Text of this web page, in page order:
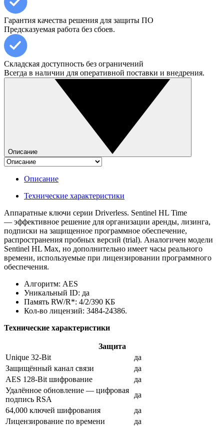
Гарантия качества решения для защиты ПО
Предсказуемая работа без сбоев.
Складская доступность без ограничений
Всегда в наличии для оперативной поставки и внедрения.
Описание
Описание
Технические характеристики
Аппаратные ключи серии Driverless. Sentinel HL Time
— эффективное решение для организации аренды, лизинга,
подписки на защищенное программное обеспечение,
распространения пробных версий (trial). Аналогичен модели
Sentinel HL Max, но дополнительно имеет часы реального
времени, используемые при лицензировании программного
обеспечения.
Алгоритм: AES
Уникальный ID: да
Память RW/R*: 4/2/390 КБ
Кол-во лицензий: 3484-24386.
Технические характеристики
Защита
Unique 32-Bit
да
Защищённый канал связи
да
AES 128-Bit шифрование
да
Удалённое обновление — цифровая
подпись RSA
да
64,000 ключей шифрования
да
Лицензирование по времени
да